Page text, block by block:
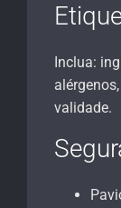
Inclua:
validade.